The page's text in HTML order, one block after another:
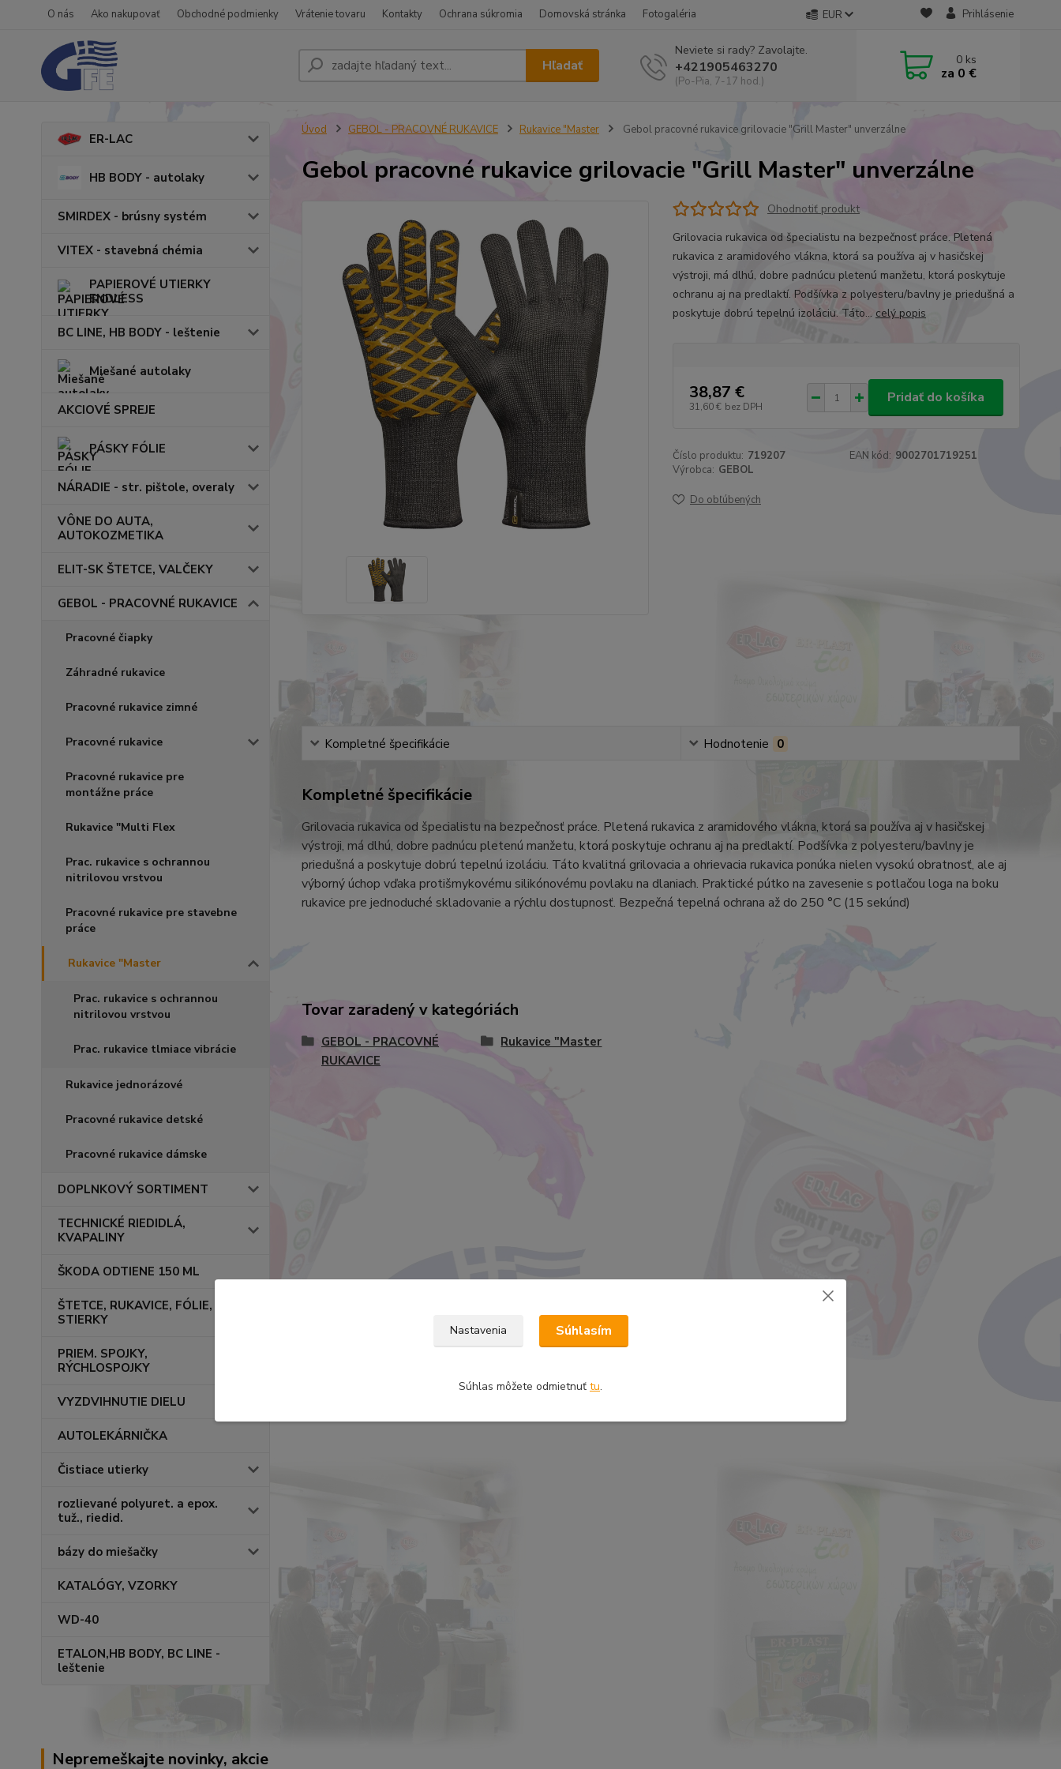
O nás Ako nakupovať Obchodné podmienky Vrátenie tovaru Kontakty Ochrana súkromia Domovská stránka Fotogaléria EUR Prihlásenie
Hľadať
Neviete si rady? Zavolajte.
+421905463270
(Po-Pia, 7-17 hod.)
0 ks
za 0 €
ER-LAC
HB BODY - autolaky
SMIRDEX - brúsny systém
VITEX - stavebná chémia
PAPIEROVÉ UTIERKY
ENDLESS
BC LINE, HB BODY - leštenie
Miešané autolaky
AKCIOVÉ SPREJE
PÁSKY FÓLIE
NÁRADIE - str. pištole, overaly
VÔNE DO AUTA,
AUTOKOZMETIKA
ELIT-SK ŠTETCE, VALČEKY
GEBOL - PRACOVNÉ RUKAVICE
Pracovné čiapky
Záhradné rukavice
Pracovné rukavice zimné
Pracovné rukavice
Pracovné rukavice pre
montážne práce
Rukavice "Multi Flex
Prac. rukavice s ochrannou
nitrilovou vrstvou
Pracovné rukavice pre stavebne
práce
Rukavice "Master
Prac. rukavice s ochrannou
nitrilovou vrstvou
Prac. rukavice tlmiace vibrácie
Rukavice jednorázové
Pracovné rukavice detské
Pracovné rukavice dámske
DOPLNKOVÝ SORTIMENT
TECHNICKÉ RIEDIDLÁ,
KVAPALINY
ŠKODA ODTIENE 150 ML
ŠTETCE, RUKAVICE, FÓLIE,
STIERKY
PRIEM. SPOJKY,
RÝCHLOSPOJKY
VYZDVIHNUTIE DIELU
AUTOLEKÁRNIČKA
Čistiace utierky
rozlievané polyuret. a epox.
tuž., riedid.
bázy do miešačky
KATALÓGY, VZORKY
WD-40
ETALON,HB BODY, BC LINE -
leštenie
Nepremeškajte novinky, akcie
Úvod GEBOL - PRACOVNÉ RUKAVICE Rukavice "Master Gebol pracovné rukavice grilovacie "Grill Master" unverzálne
Gebol pracovné rukavice grilovacie "Grill Master" unverzálne
Ohodnotiť produkt
Grilovacia rukavica od špecialistu na bezpečnosť práce. Pletená
rukavica z aramidového vlákna, ktorá sa používa aj v hasičskej
výstroji, má dlhú, dobre padnúcu pletenú manžetu, ktorá poskytuje
ochranu aj na predlaktí. Podšívka z polyesteru/bavlny je priedušná a
poskytuje dobrú tepelnú izoláciu. Táto... celý popis
38,87 €
31,60 € bez DPH
Pridať do košíka
Číslo produktu: 719207 EAN kód: 9002701719251
Výrobca: GEBOL
Do obľúbených
Kompletné špecifikácie Hodnotenie 0
Kompletné špecifikácie
Grilovacia rukavica od špecialistu na bezpečnosť práce. Pletená rukavica z aramidového vlákna, ktorá sa používa aj v hasičskej
výstroji, má dlhú, dobre padnúcu pletenú manžetu, ktorá poskytuje ochranu aj na predlaktí. Podšívka z polyesteru/bavlny je
priedušná a poskytuje dobrú tepelnú izoláciu. Táto kvalitná grilovacia a ohrievacia rukavica ponúka nielen vysokú obratnosť, ale aj
výborný úchop vďaka protišmykovému silikónovému povlaku na dlaniach. Praktické pútko na zavesenie s potlačou loga na boku
rukavice pre jednoduché skladovanie a rýchlu dostupnosť. Bezpečná tepelná ochrana až do 250 °C (15 sekúnd)
Tovar zaradený v kategóriách
GEBOL - PRACOVNÉ
RUKAVICE
Rukavice "Master
Nastavenia Súhlasím
Súhlas môžete odmietnuť tu.